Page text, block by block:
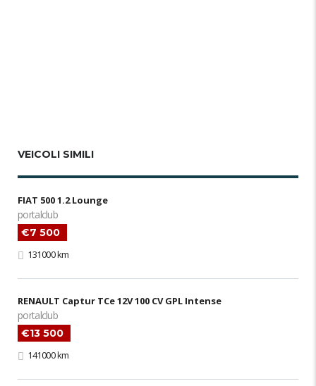
VEICOLI SIMILI
FIAT 500 1.2 Lounge
portalclub
€7 500
131000 km
RENAULT Captur TCe 12V 100 CV GPL Intense
portalclub
€13 500
141000 km